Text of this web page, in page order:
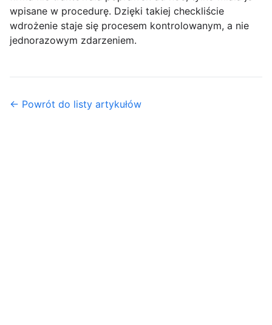
wpisane w procedurę. Dzięki takiej checkliście
wdrożenie staje się procesem kontrolowanym, a nie
jednorazowym zdarzeniem.
← Powrót do listy artykułów